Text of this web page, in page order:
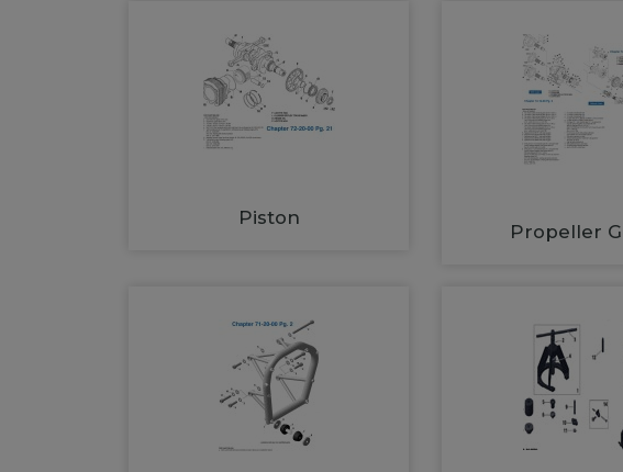
Piston
Propeller